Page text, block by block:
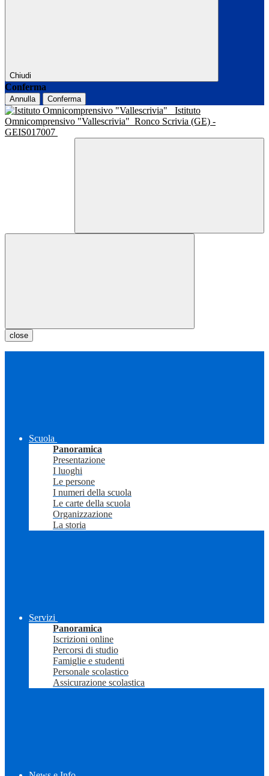
Chiudi
Conferma
Annulla Conferma
Istituto
Omnicomprensivo "Vallescrivia" Ronco Scrivia (GE) -
GEIS017007
close
Scuola
Panoramica
Presentazione
I luoghi
Le persone
I numeri della scuola
Le carte della scuola
Organizzazione
La storia
Servizi
Panoramica
Iscrizioni online
Percorsi di studio
Famiglie e studenti
Personale scolastico
Assicurazione scolastica